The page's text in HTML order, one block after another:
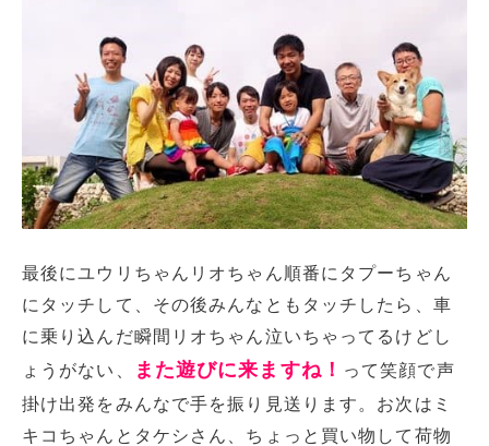
最後にユウリちゃんリオちゃん順番にタプーちゃん
にタッチして、その後みんなともタッチしたら、車
に乗り込んだ瞬間リオちゃん泣いちゃってるけどし
ょうがない、
また遊びに来ますね！ って笑顔で声
掛け出発をみんなで手を振り見送ります。お次はミ
キコちゃんとタケシさん、ちょっと買い物して荷物